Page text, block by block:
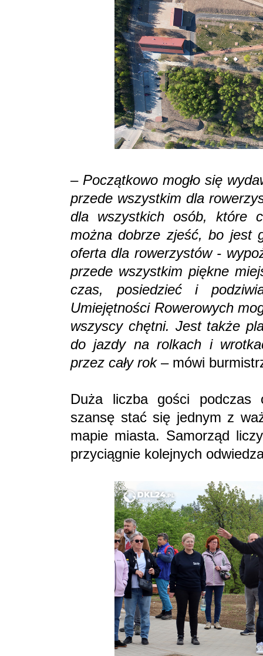
– Początkowo mogło się
przede wszystkim dla
dla wszystkich osób, które
można dobrze zjeść, bo jest
oferta dla rowerzystów -
przede wszystkim piękne
czas, posiedzieć i
Umiejętności Rowerowych
wszyscy chętni. Jest także
do jazdy na rolkach i
przez cały rok– mówi
Duża liczba gości podczas
szansę stać się jednym z
mapie miasta. Samorząd
przyciągnie kolejnych